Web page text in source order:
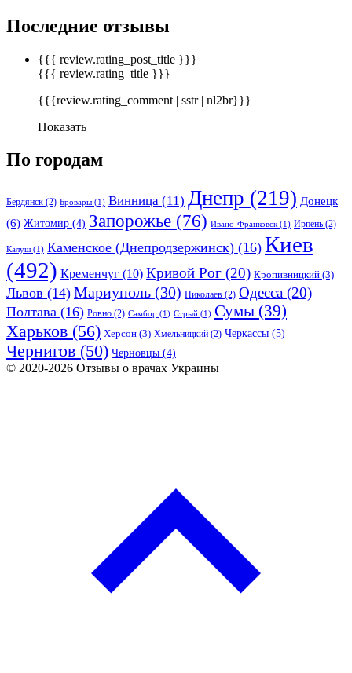
Последние отзывы
{{{ review.rating_post_title }}}
{{{ review.rating_title }}}
{{{review.rating_comment | sstr | nl2br}}}
Показать
По городам
Бердянск (2) Бровары (1) Винница (11) Днепр (219) Донецк
(6) Житомир (4) Запорожье (76) Ивано-Франковск(1) Ирпень (2)
Калуш(1) Каменское (Днепродзержинск) (16) Киев
(492) Кременчуг (10) Кривой Рог (20) Кропивницкий (3)
Львов (14) Мариуполь (30) Николаев (2) Одесса (20)
Полтава (16) Ровно (2) Самбор (1) Стрый (1) Сумы (39)
Харьков (56) Херсон (3) Хмельницкий (2) Черкассы (5)
Чернигов (50) Черновцы (4)
© 2020-2026 Отзывы о врачах Украины